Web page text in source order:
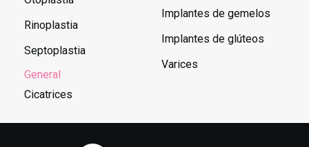
Rinoplastia
Septoplastia
General
Cicatrices
Implantes de gemelos
Implantes de glúteos
Varices